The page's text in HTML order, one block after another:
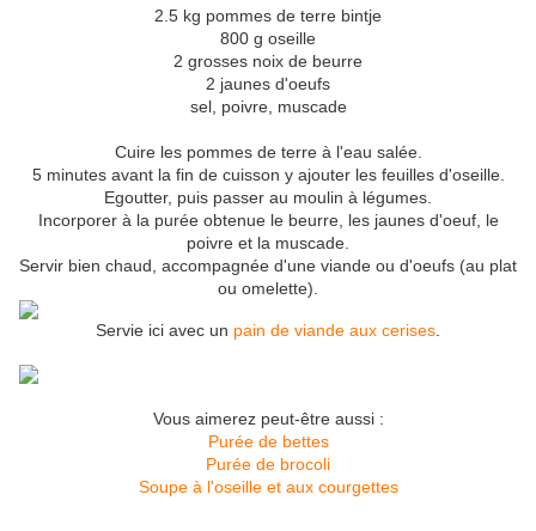
2.5 kg pommes de terre bintje
800 g oseille
2 grosses noix de beurre
2 jaunes d'oeufs
sel, poivre, muscade
Cuire les pommes de terre à l'eau salée.
5 minutes avant la fin de cuisson y ajouter les feuilles d'oseille.
Egoutter, puis passer au moulin à légumes.
Incorporer à la purée obtenue le beurre, les jaunes d'oeuf, le
poivre et la muscade.
Servir bien chaud, accompagnée d'une viande ou d'oeufs (au plat
ou omelette).
Servie ici avec un pain de viande aux cerises
Vous aimerez peut-être aussi :
Purée de bettes
Purée de brocoli
Soupe à l'oseille et aux courgettes